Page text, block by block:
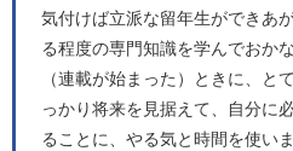
気付けば立派な留年生ができあ
る程度の専門知識を学んでおか
（連載が始まった）ときに、と
っかり将来を見据えて、自分に
ることに、やる気と時間を使い